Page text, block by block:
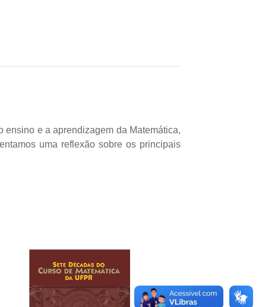
e a aprendizagem da Matemática,
uma reflexão sobre os principais